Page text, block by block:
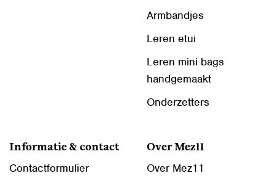
Armbandjes
Leren etui
Leren mini bags
handgemaakt
Onderzetters
Informatie & contact
Contactformulier
Over Mez11
Over Mez11